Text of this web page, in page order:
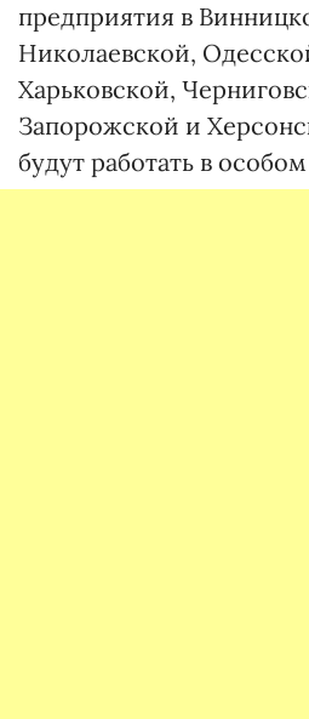
предприятия в
Николаевской,
Харьковской,
Запорожской и
будут работать в